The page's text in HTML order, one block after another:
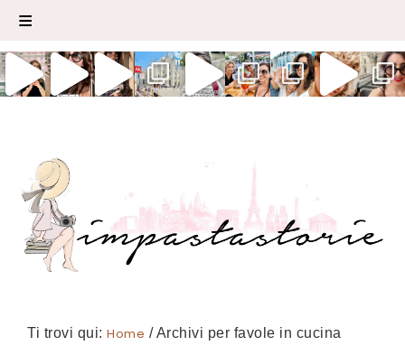
Ti trovi qui: Home /Archivi per favole in cucina